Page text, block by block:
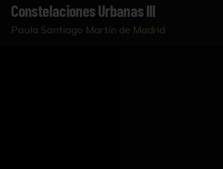
Constelaciones Urbanas III
Paula Santiago Martín de Madrid